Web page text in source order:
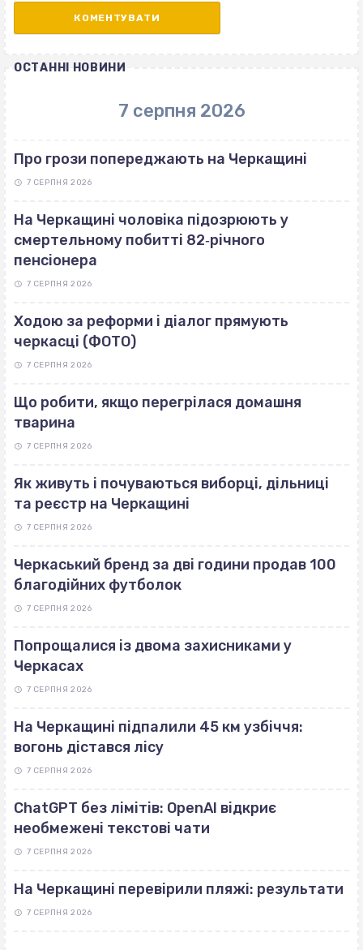
ОСТАННІ НОВИНИ
7 серпня 2026
Про грози попереджають на Черкащині
7 СЕРПНЯ 2026
На Черкащині чоловіка підозрюють у
смертельному побитті 82‐річного
пенсіонера
7 СЕРПНЯ 2026
Ходою за реформи і діалог прямують
черкасці (ФОТО)
7 СЕРПНЯ 2026
Що робити, якщо перегрілася домашня
тварина
7 СЕРПНЯ 2026
Як живуть і почуваються виборці, дільниці
та реєстр на Черкащині
7 СЕРПНЯ 2026
Черкаський бренд за дві години продав 100
благодійних футболок
7 СЕРПНЯ 2026
Попрощалися із двома захисниками у
Черкасах
7 СЕРПНЯ 2026
На Черкащині підпалили 45 км узбіччя:
вогонь дістався лісу
7 СЕРПНЯ 2026
ChatGPT без лімітів: OpenAI відкриє
необмежені текстові чати
7 СЕРПНЯ 2026
На Черкащині перевірили пляжі: результати
7 СЕРПНЯ 2026